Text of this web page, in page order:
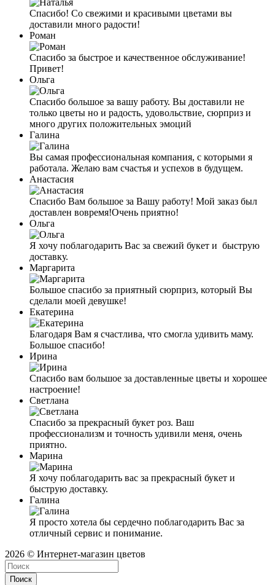
Спасибо! Со свежими и красивыми цветами вы
доставили много радости!
Роман
Спасибо за быстрое и качественное обслуживание!
Привет!
Ольга
Спасибо большое за вашу работу. Вы доставили не
только цветы но и радость, удовольствие, сюрприз и
много других положительных эмоций
Галина
Вы самая профессиональная компания, с которыми я
работала. Желаю вам счастья и успехов в будущем.
Анастасия
Спасибо Вам большое за Вашу работу! Мой заказ был
доставлен вовремя!Очень приятно!
Ольга
Я хочу поблагодарить Вас за свежий букет и быструю
доставку.
Маргарита
Большое спасибо за приятный сюрприз, который Вы
сделали моей девушке!
Екатерина
Благодаря Вам я счастливa, что смогла удивить маму.
Большое спасибо!
Ирина
Спасибо вам большое за доставленные цветы и хорошее
настроение!
Светлана
Спасибо за прекрасный букет роз. Ваш
профессионализм и точность удивили меня, очень
приятно.
Марина
Я хочу поблагодарить вас за прекрасный букет и
быструю доставку.
Галина
Я просто хотела бы сердечно поблагодарить Вас за
отличный сервис и понимание.
2026 © Интернет-магазин цветов
Поиск